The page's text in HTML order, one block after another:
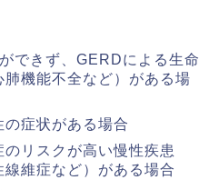
できず、GERDによる生命
肺機能不全など）がある場
症状がある場合
リスクが高い慢性疾患
線維症など）がある場合